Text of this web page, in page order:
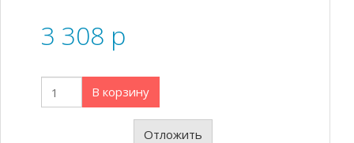
3 308 p
В корзину
Отложить